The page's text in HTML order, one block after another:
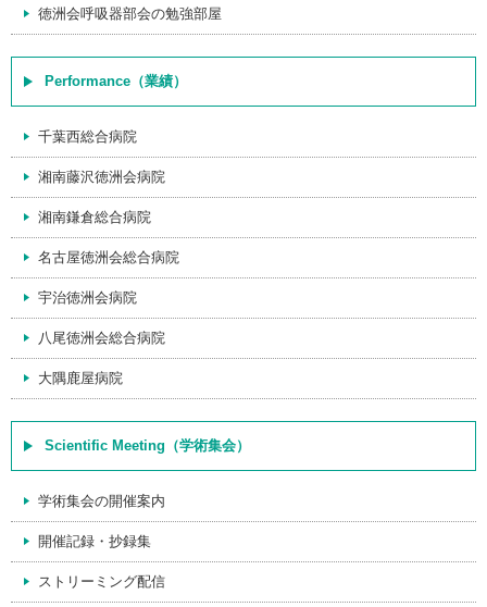
徳洲会呼吸器部会の勉強部屋
Performance（業績）
千葉西総合病院
湘南藤沢徳洲会病院
湘南鎌倉総合病院
名古屋徳洲会総合病院
宇治徳洲会病院
八尾徳洲会総合病院
大隅鹿屋病院
Scientific Meeting（学術集会）
学術集会の開催案内
開催記録・抄録集
ストリーミング配信